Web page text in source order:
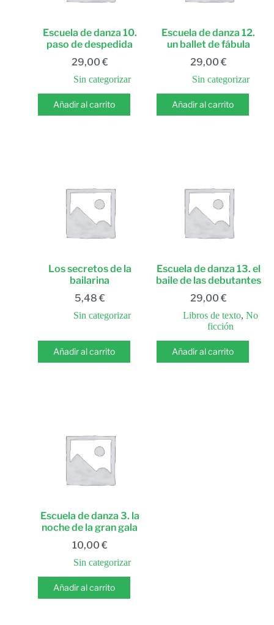
Escuela de danza 10.
paso de despedida
29,00 €
Sin categorizar
Añadir al carrito
Escuela de danza 12.
un ballet de fábula
29,00 €
Sin categorizar
Añadir al carrito
Los secretos de la
bailarina
5,48 €
Sin categorizar
Añadir al carrito
Escuela de danza 13. el
baile de las debutantes
29,00 €
Libros de texto,No
ficción
Añadir al carrito
Escuela de danza 3. la
noche de la gran gala
10,00 €
Sin categorizar
Añadir al carrito